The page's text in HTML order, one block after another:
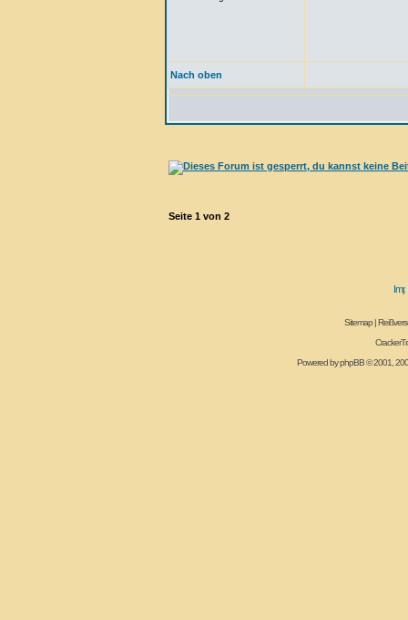
Nach oben
Seite 1 von 2
Sitemap |
Powered byphpBB© 2001,